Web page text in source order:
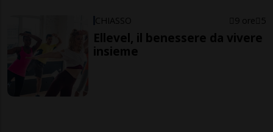
CHIASSO 9 ore 5
Ellevel, il benessere da vivere
insieme